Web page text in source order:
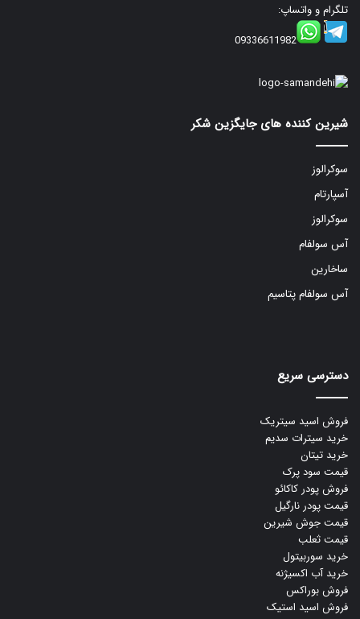
تلگرام و واتساپ:
09336611982
شیرین کننده های جایگزین شکر
سوکرالوز
آسپارتام
سوکرالوز
آس سولفام
ساخارین
آس سولفام پتاسیم
دسترسی سریع
فروش اسید سیتریک
خرید سیترات سدیم
خرید تیتان
قیمت سود پرک
فروش پودر کاکائو
قیمت پودر نارگیل
قیمت جوش شیرین
قیمت ثعلب
خرید سوربیتول
خرید آب اکسیژنه
فروش بوراکس
فروش اسید استیک